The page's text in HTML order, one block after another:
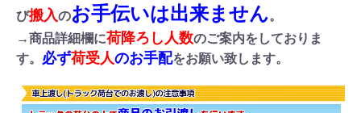
び搬入のお手伝いは出来ません。
→商品詳細欄に荷降ろし人数のご案内をしておりま
す。 必ず荷受人のお手配をお願い致します。